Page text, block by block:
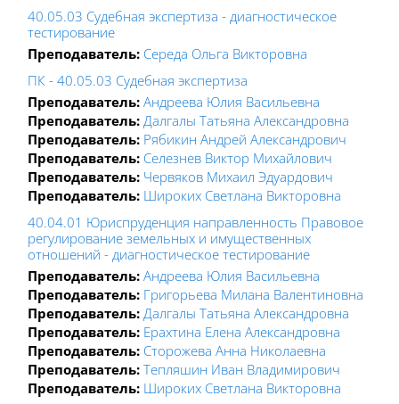
40.05.03 Судебная экспертиза - диагностическое
тестирование
Преподаватель: Середа Ольга Викторовна
ПК - 40.05.03 Судебная экспертиза
Преподаватель: Андреева Юлия Васильевна
Преподаватель: Далгалы Татьяна Александровна
Преподаватель: Рябикин Андрей Александрович
Преподаватель: Селезнев Виктор Михайлович
Преподаватель: Червяков Михаил Эдуардович
Преподаватель: Широких Светлана Викторовна
40.04.01 Юриспруденция направленность Правовое
регулирование земельных и имущественных
отношений - диагностическое тестирование
Преподаватель: Андреева Юлия Васильевна
Преподаватель: Григорьева Милана Валентиновна
Преподаватель: Далгалы Татьяна Александровна
Преподаватель: Ерахтина Елена Александровна
Преподаватель: Сторожева Анна Николаевна
Преподаватель: Тепляшин Иван Владимирович
Преподаватель: Широких Светлана Викторовна